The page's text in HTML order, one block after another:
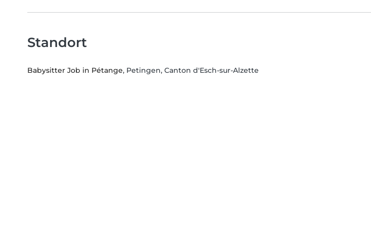
Standort
Babysitter Job in Pétange, Petingen, Canton d'Esch-sur-Alzette